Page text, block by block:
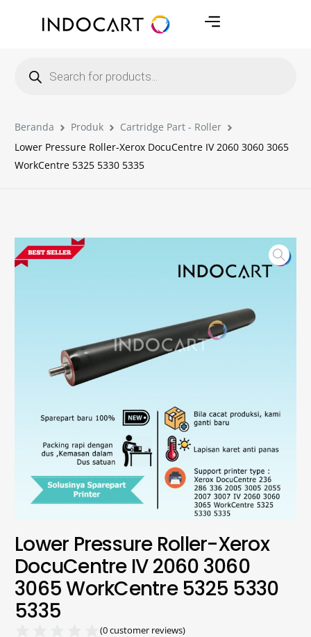
Beranda Produk
Cartridge Part - Roller
Lower Pressure Roller-Xerox DocuCentre IV 2060 3060 3065
WorkCentre 5325 5330 5335
Lower Pressure Roller-Xerox
DocuCentre IV 2060 3060
3065 WorkCentre 5325 5330
5335
(0customer reviews)